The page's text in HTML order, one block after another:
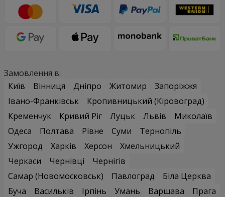
Замовлення в:
Київ
Вінниця Дніпро Житомир
Запоріжжя
Івано-Франківськ
Кропивницький (Кіровоград)
Кременчук
Кривий Ріг Луцьк Львів
Миколаїв
Одеса
Полтава Рівне Суми
Тернопіль
Ужгород
Харків Херсон
Хмельницький
Черкаси
Чернівці
Чернігів
Самар (Новомосковськ)
Павлоград
Біла Церква
Буча
Васильків Ірпінь Умань Варшава
Прага